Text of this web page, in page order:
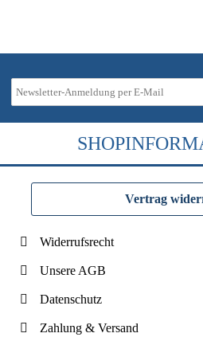
Vertrag
Widerrufsrecht
Unsere AGB
Datenschutz
Zahlung & Versand